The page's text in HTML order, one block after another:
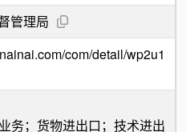
管理局
com/detail/wp2u1
务；货物进出口；技术进出